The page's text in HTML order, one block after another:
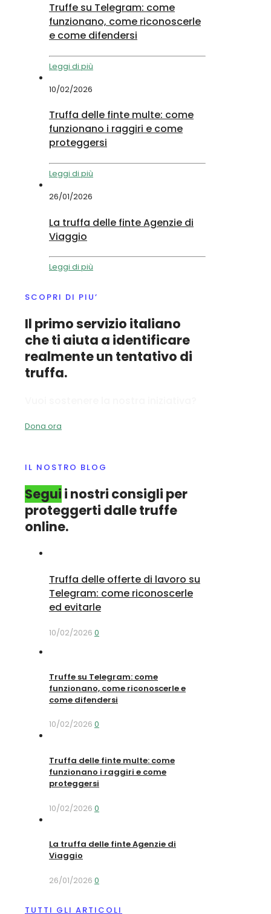
Truffe su Telegram: come
funzionano, come riconoscerle
e come difendersi
Leggi di più
10/02/2026
Truffa delle finte multe: come
funzionano i raggiri e come
proteggersi
Leggi di più
26/01/2026
La truffa delle finte Agenzie di
Viaggio
Leggi di più
SCOPRI DI PIU’
Il primo servizio italiano
che ti aiuta a identificare
realmente un tentativo di
truffa.
Dona ora
IL NOSTRO BLOG
Segui i nostri consigli per
proteggerti dalle truffe
online.
Truffa delle offerte di lavoro su
Telegram: come riconoscerle
ed evitarle
10/02/2026 0
Truffe su Telegram: come
funzionano, come riconoscerle e
come difendersi
10/02/2026 0
Truffa delle finte multe: come
funzionano i raggiri e come
proteggersi
10/02/2026 0
La truffa delle finte Agenzie di
Viaggio
26/01/2026 0
TUTTI GLI ARTICOLI